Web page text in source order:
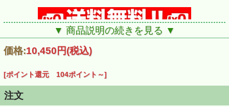
▼ 商品説明の続きを見る ▼
価格:10,450円(税込)
[ポイント還元 104ポイント～]
注文